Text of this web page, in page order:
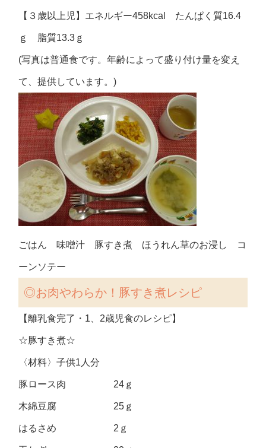
【３歳以上児】エネルギー458kcal たんぱく質16.4
ｇ 脂質13.3ｇ
(写真は普通食です。年齢によって盛り付け量を変え
て、提供しています。)
ごはん 味噌汁 豚すき煮 ほうれん草のお浸し コ
ーンソテー
◎お肉やわらか！豚すき煮レシピ
【離乳食完了・1、2歳児食のレシピ】
☆豚すき煮☆
〈材料〉子供1人分
豚ロース肉 24ｇ
木綿豆腐 25ｇ
はるさめ 2ｇ